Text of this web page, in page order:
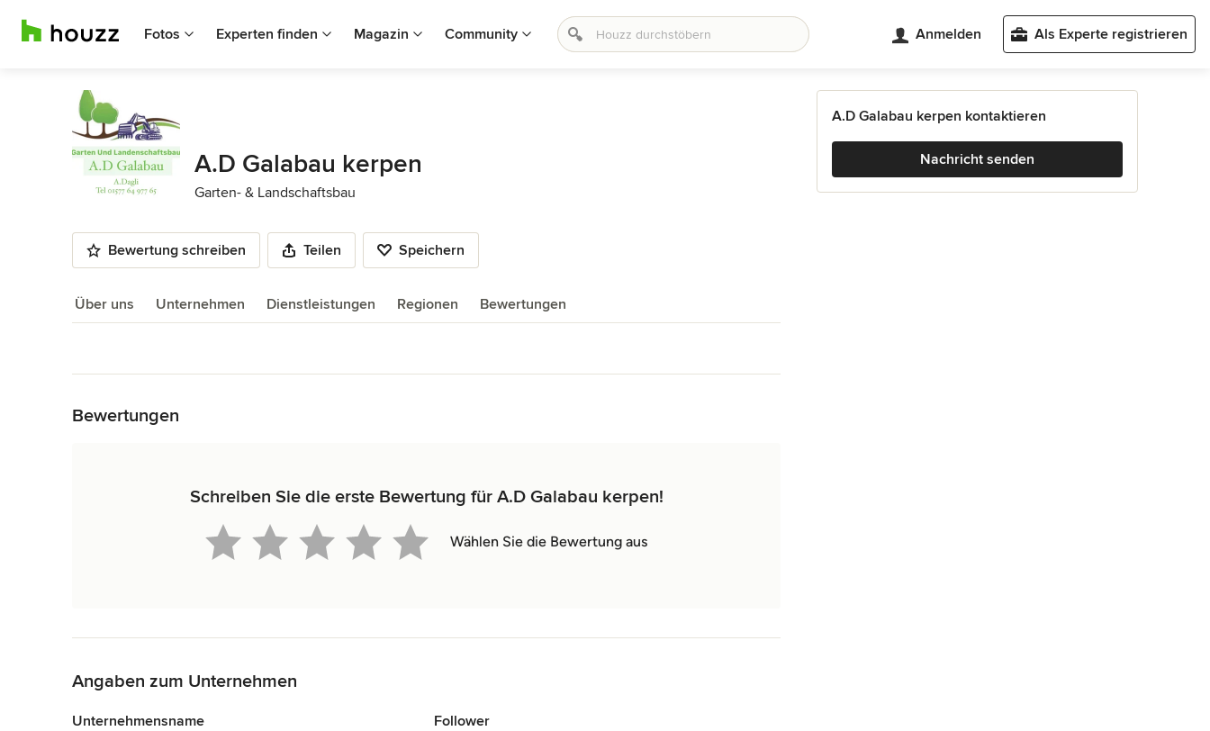
Fotos Experten finden Magazin Community Anmelden Als Experte registrieren
A.D Galabau kerpen
Garten- & Landschaftsbau
Bewertung schreiben Teilen Speichern
Über uns Unternehmen Dienstleistungen Regionen Bewertungen
Bewertungen
Schreiben Sie die erste Bewertung für A.D Galabau kerpen!
Wählen Sie die Bewertung aus
Angaben zum Unternehmen
Unternehmensname Follower
A.D Galabau kerpen kontaktieren
Nachricht senden